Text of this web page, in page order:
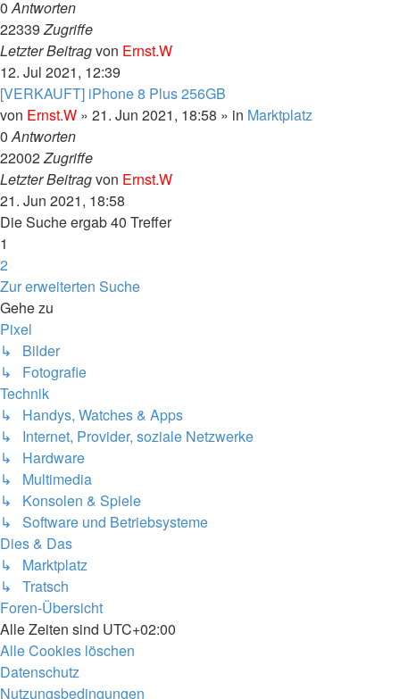
0Antworten
22339Zugriffe
Letzter Beitragvon Ernst.W
12. Jul 2021, 12:39
[VERKAUFT] iPhone 8 Plus 256GB
von Ernst.W » 21. Jun 2021, 18:58 » in Marktplatz
0Antworten
22002Zugriffe
Letzter Beitragvon Ernst.W
21. Jun 2021, 18:58
Die Suche ergab 40 Treffer
1
2
Nächste
Zur erweiterten Suche
Gehe zu
Pixel
↳ Bilder
↳ Fotografie
Technik
↳ Handys, Watches & Apps
↳ Internet, Provider, soziale Netzwerke
↳ Hardware
↳ Multimedia
↳ Konsolen & Spiele
↳ Software und Betriebsysteme
Dies & Das
↳ Marktplatz
↳ Tratsch
Foren-Übersicht
Alle Zeiten sind UTC+02:00
Alle Cookies löschen
Datenschutz
Nutzungsbedingungen